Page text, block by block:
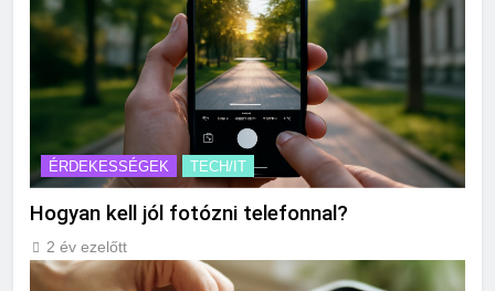
ÉRDEKESSÉGEK TECH/IT
Hogyan kell jól fotózni telefonnal?
2 év ezelőtt